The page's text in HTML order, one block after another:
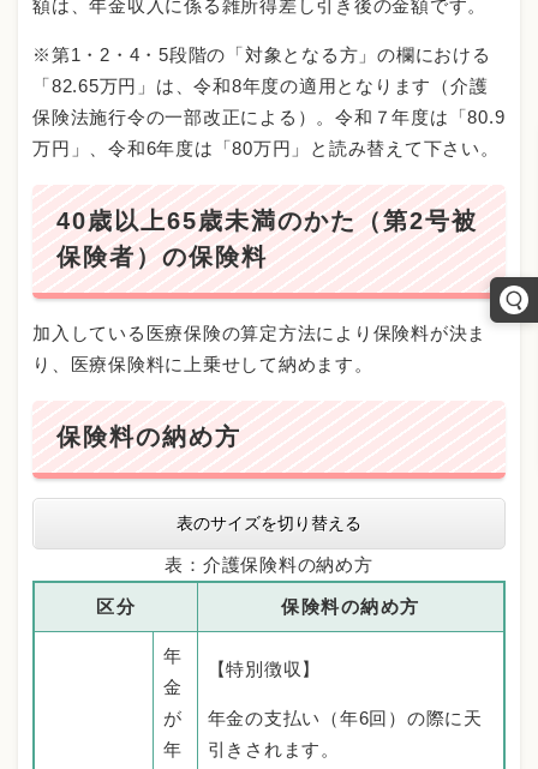
額は、年金収入に係る雑所得差し引き後の金額です。
※第1・2・4・5段階の「対象となる方」の欄における
「82.65万円」は、令和8年度の適用となります（介護
保険法施行令の一部改正による）。令和７年度は「80.9
万円」、令和6年度は「80万円」と読み替えて下さい。
40歳以上65歳未満のかた（第2号被
保険者）の保険料
加入している医療保険の算定方法により保険料が決ま
り、医療保険料に上乗せして納めます。
保険料の納め方
表のサイズを切り替える
表：介護保険料の納め方
区分 保険料の納め方
年
金
が
年
【特別徴収】
年金の支払い（年6回）の際に天
引きされます。